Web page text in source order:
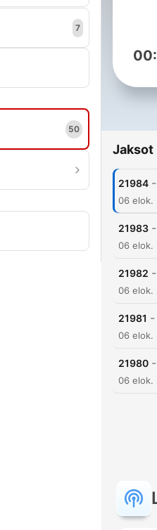
7
50
Jaksot
21984 -
06 elok.
21983 -
06 elok.
21982 -
06 elok.
21981 -
06 elok.
21980 -
06 elok.